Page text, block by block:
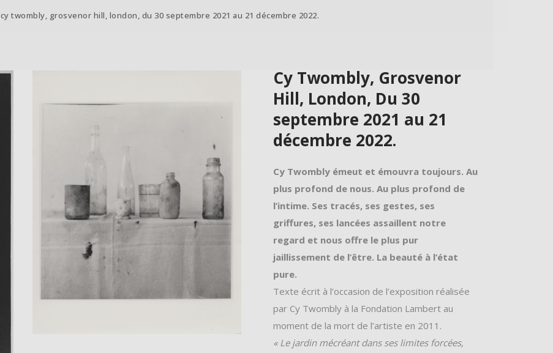
cy twombly, grosvenor hill, london, du 30 septembre 2021 au 21 décembre 2022.
Cy Twombly, Grosvenor
Hill, London, Du 30
septembre 2021 au 21
décembre 2022.
Cy Twombly émeut et émouvra toujours. Au
plus profond de nous. Au plus profond de
l’intime. Ses tracés, ses gestes, ses
griffures, ses lancées assaillent notre
regard et nous offre le plus pur
jaillissement de l’être. La beauté à l’état
pure.
Texte écrit à l’occasion de l’exposition réalisée
par Cy Twombly à la Fondation Lambert au
moment de la mort de l’artiste en 2011.
« Le jardin mécréant dans ses limites forcées,